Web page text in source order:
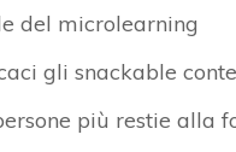
del microlearning
gli snackable
più restie alla